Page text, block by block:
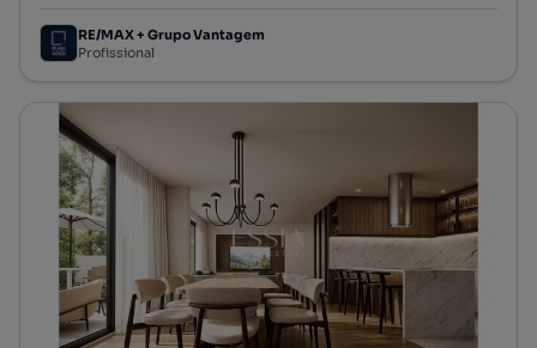
RE/MAX + Grupo Vantagem
Profissional